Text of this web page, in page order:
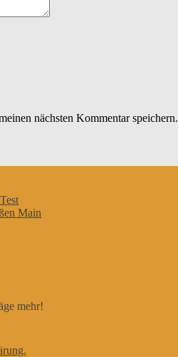
nächsten Kommentar speichern.
Main
mehr!